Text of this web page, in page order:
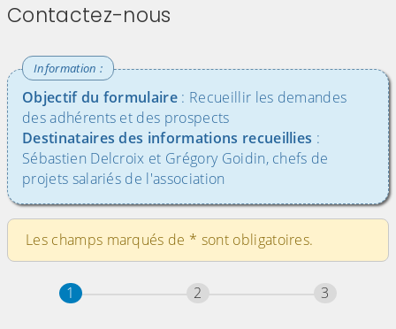
Contactez-nous
Objectif du formulaire : Recueillir les demandes
des adhérents et des prospects
Destinataires des informations recueillies :
Sébastien Delcroix et Grégory Goidin, chefs de
projets salariés de l'association
Les champs marqués de * sont obligatoires.
Étape
1 sur 3 Étape
2 Étape
3